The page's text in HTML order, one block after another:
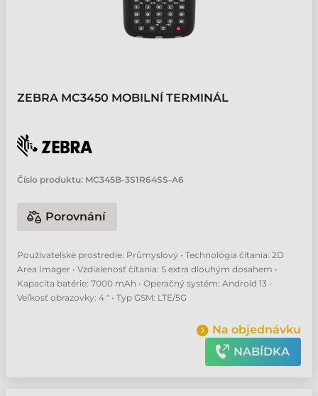
ZEBRA MC3450 MOBILNÍ TERMINÁL
Číslo produktu: MC345B-3S1R64SS-A6
Porovnání
Používateľské prostredie: Průmyslový • Technológia čítania: 2D
Area Imager • Vzdialenosť čítania: S extra dlouhým dosahem •
Kapacita batérie: 7000 mAh • Operačný systém: Android 13 •
Veľkosť obrazovky: 4 " • Typ GSM: LTE/5G
Na objednávku
NABÍDKA